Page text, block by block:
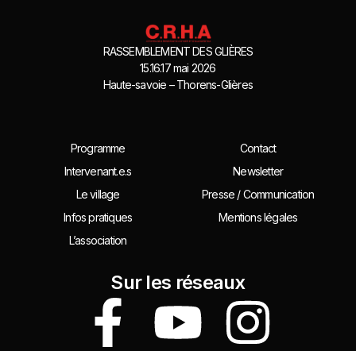
RASSEMBLEMENT DES GLIÈRES
15.16.17 mai 2026
Haute-savoie – Thorens-Glières
Programme
Intervenant.e.s
Le village
Infos pratiques
L’association
Contact
Newsletter
Presse / Communication
Mentions légales
Sur les réseaux